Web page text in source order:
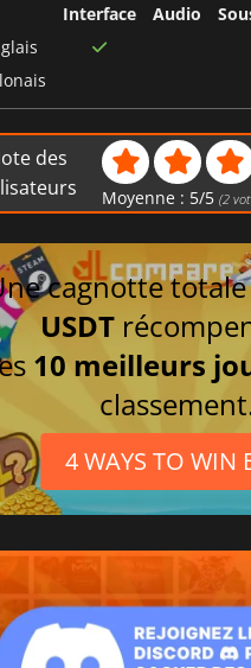
Interface
Audio
des
Moyenne : 5/5 (2
cagnotte
USDT
10 meilleurs
4 WAYS TO WIN